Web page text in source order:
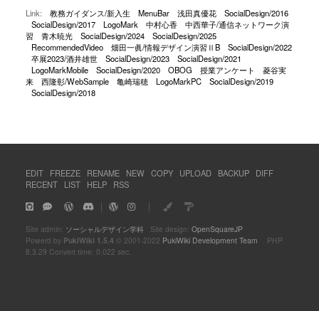
Link:
教務ガイダンス/新入生 MenuBar 浅田真優花
SocialDesign/2016
SocialDesign/2017
LogoMark 中村心香
中西華子/通信ネットワーク演
習
青木暁光 SocialDesign/2024
SocialDesign/2025
RecommendedVideo
畑田一眞/情報デザイン演習ⅡB
SocialDesign/2022
卒展2023/酒井雄世
SocialDesign/2023
SocialDesign/2021
LogoMarkMobile
SocialDesign/2020 OBOG 授業アンケート
菱谷実
来
西隆彰/WebSample 亀崎瑞穂 LogoMarkPC
SocialDesign/2019
SocialDesign/2018
EDIT FREEZE RENAME NEW COPY UPLOAD BACKUP
DIFF
RECENT
LIST HELP RSS
｜ ｜
Site admin: ソーシャルデザイン学科Site design: OpenSquareJP
Powerd by PukiWiki 1.5.4 © 2001-2022 PukiWiki Development Team PHP
8.3.29 Convert time: 0.022 sec.